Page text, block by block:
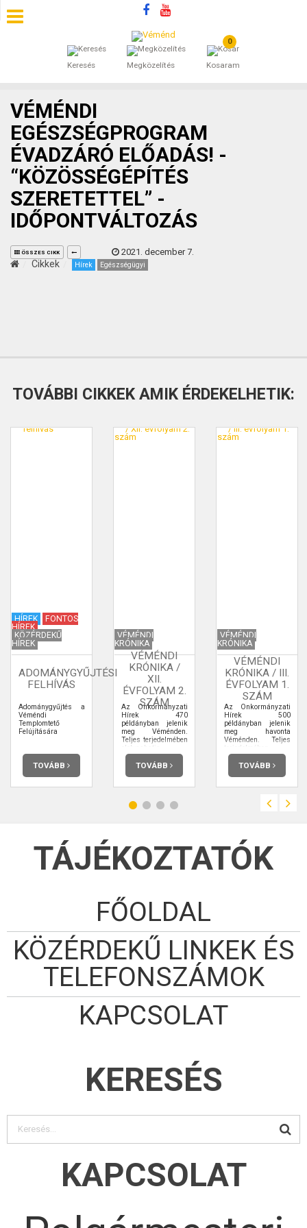
Keresés Megközelítés
0
Kosaram
SZÁLLÁSOK
ÁLTALÁNOS SZERZŐDÉSI FELTÉTELEK
KINCSES BARANYA VÉMÉND
KAPCSOLAT
VÉMÉNDI
EGÉSZSÉGPROGRAM
ÉVADZÁRÓ ELŐADÁS! -
“KÖZÖSSÉGÉPÍTÉS
SZERETETTEL” -
IDŐPONTVÁLTOZÁS
ÖSSZES CIKK 2021. december 7.
Cikkek Hírek Egészségügyi
TOVÁBBI CIKKEK AMIK ÉRDEKELHETIK:
HÍREK
FONTOS
HÍREK
KÖZÉRDEKŰ
HÍREK
ADOMÁNYGYŰJTÉSI
FELHÍVÁS
Adománygyűjtés a
Véméndi
Templomtető
Felújítására
TOVÁBB
VÉMÉNDI
KRÓNIKA
VÉMÉNDI
KRÓNIKA /
XII.
ÉVFOLYAM 2.
SZÁM
Az Önkormányzati
Hírek 470
példányban jelenik
meg Véménden.
Teljes terjedelmében
elolvashatja.
TOVÁBB
VÉMÉNDI
KRÓNIKA
VÉMÉNDI
KRÓNIKA / III.
ÉVFOLYAM 1.
SZÁM
Az Önkormányzati
Hírek 500
példányban jelenik
meg havonta
Véménden. Teljes
terjedelmében
elolvashatja.
TOVÁBB
TÁJÉKOZTATÓK
FŐOLDAL
KÖZÉRDEKŰ LINKEK ÉS
TELEFONSZÁMOK
KAPCSOLAT
KERESÉS
KAPCSOLAT